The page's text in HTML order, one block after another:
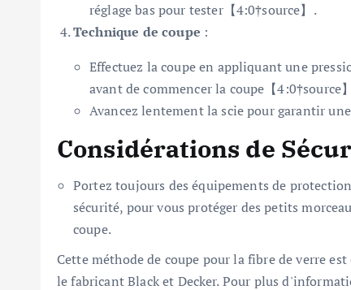
réglage bas pour tester【4:0†source】.
Technique de coupe :
Effectuez la coupe en appliquant une
avant de commencer la coupe【4:0†source
Avancez lentement la scie pour garantir
Considérations de
Portez toujours des équipements de
sécurité, pour vous protéger des petits
coupe.
Cette méthode de coupe pour la fibre de verre
le fabricant Black et Decker. Pour plus